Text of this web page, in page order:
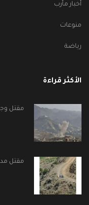
أخبار مأرب
منوعات
رياضة
الأكثر قراءة
مقتل وجرح 3 حوثيين في
مقتل